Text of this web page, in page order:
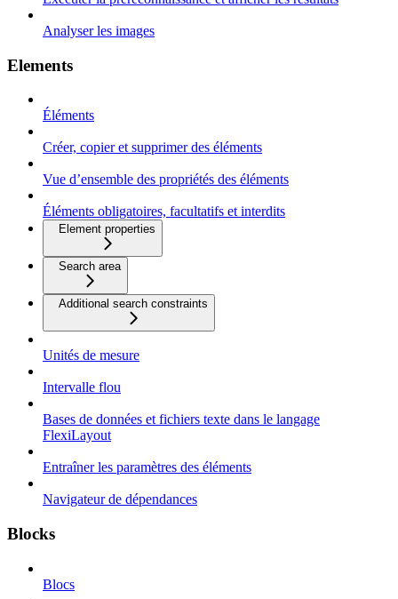
Analyser les images
Elements
Éléments
Créer, copier et supprimer des éléments
Vue d’ensemble des propriétés des éléments
Éléments obligatoires, facultatifs et interdits
Element properties
Search area
Additional search constraints
Unités de mesure
Intervalle flou
Bases de données et fichiers texte dans le langage
FlexiLayout
Entraîner les paramètres des éléments
Navigateur de dépendances
Blocks
Blocs